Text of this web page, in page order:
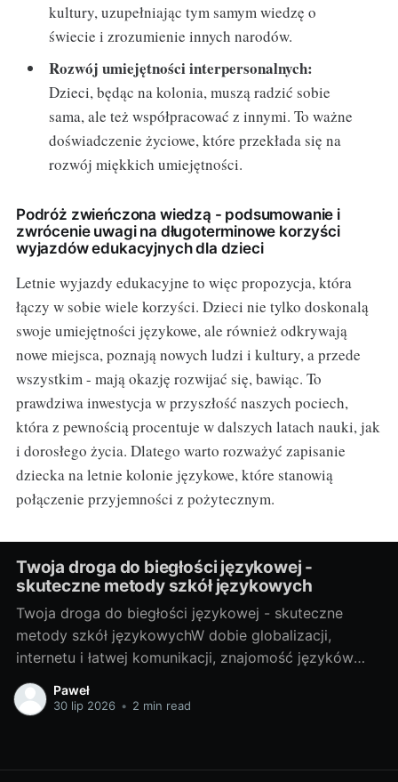
kultury, uzupełniając tym samym wiedzę o
świecie i zrozumienie innych narodów.
Rozwój umiejętności interpersonalnych:
Dzieci, będąc na kolonia, muszą radzić sobie
sama, ale też współpracować z innymi. To ważne
doświadczenie życiowe, które przekłada się na
rozwój miękkich umiejętności.
Podróż zwieńczona wiedzą - podsumowanie i
zwrócenie uwagi na długoterminowe korzyści
wyjazdów edukacyjnych dla dzieci
Letnie wyjazdy edukacyjne to więc propozycja, która
łączy w sobie wiele korzyści. Dzieci nie tylko doskonalą
swoje umiejętności językowe, ale również odkrywają
nowe miejsca, poznają nowych ludzi i kultury, a przede
wszystkim - mają okazję rozwijać się, bawiąc. To
prawdziwa inwestycja w przyszłość naszych pociech,
która z pewnością procentuje w dalszych latach nauki, jak
i dorosłego życia. Dlatego warto rozważyć zapisanie
dziecka na letnie kolonie językowe, które stanowią
połączenie przyjemności z pożytecznym.
Twoja droga do biegłości językowej -
skuteczne metody szkół językowych
Twoja droga do biegłości językowej - skuteczne
metody szkół językowychW dobie globalizacji,
internetu i łatwej komunikacji, znajomość języków
obcych stała się prawie koniecznością. Bez względu
na to, czy potrzebujesz go do pracy, do podróży, czy
dlatego
Paweł
30 lip 2026 • 2 min read